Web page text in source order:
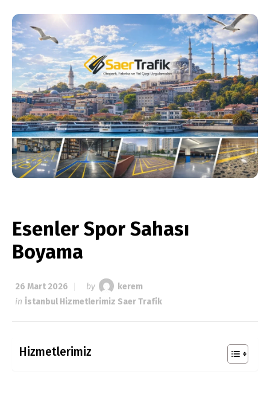
Esenler Spor Sahası
Boyama
26 Mart 2026 by
kerem
in İstanbul Hizmetlerimiz Saer Trafik
Hizmetlerimiz